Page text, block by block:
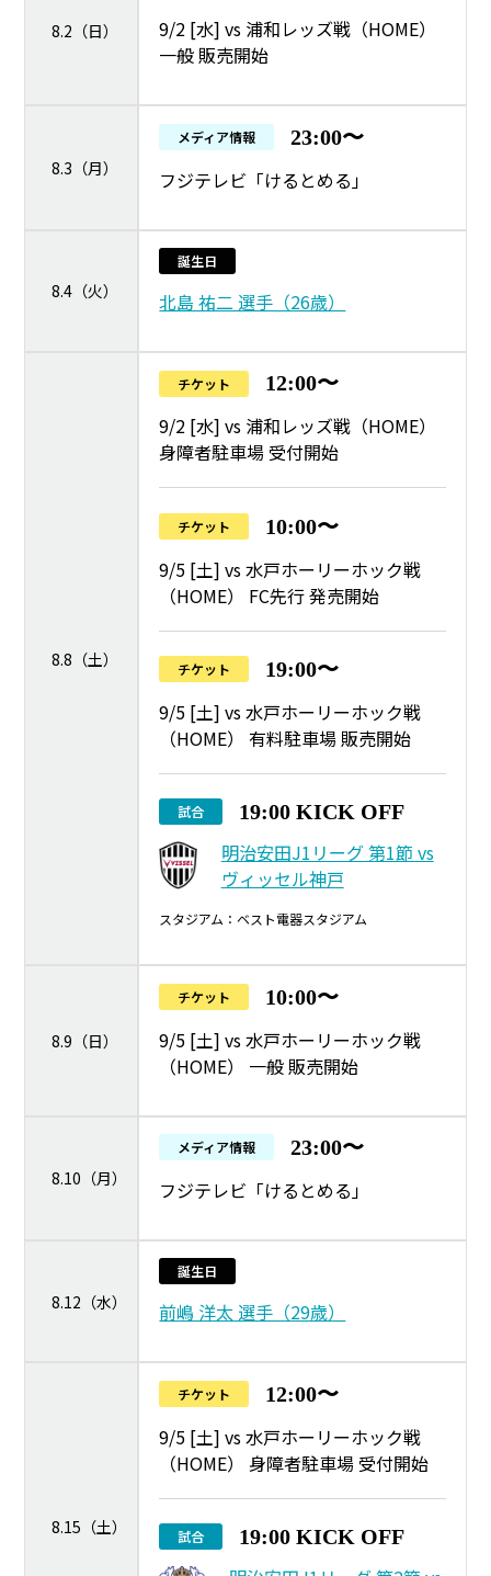
8.2（日）
9/2 [水] vs 浦和レッズ戦（HOME）
一般 販売開始
8.3（月）
メディア情報 23:00〜
フジテレビ「けるとめる」
8.4（火）
誕生日
北島 祐二 選手（26歳）
8.8（土）
チケット 12:00〜
9/2 [水] vs 浦和レッズ戦（HOME）
身障者駐車場 受付開始
チケット 10:00〜
9/5 [土] vs 水戸ホーリーホック戦
（HOME） FC先行 発売開始
チケット 19:00〜
9/5 [土] vs 水戸ホーリーホック戦
（HOME） 有料駐車場 販売開始
試合 19:00 KICK OFF
明治安田J1リーグ 第1節 vs
ヴィッセル神戸
スタジアム：ベスト電器スタジアム
8.9（日）
チケット 10:00〜
9/5 [土] vs 水戸ホーリーホック戦
（HOME） 一般 販売開始
8.10（月）
メディア情報 23:00〜
フジテレビ「けるとめる」
8.12（水）
誕生日
前嶋 洋太 選手（29歳）
8.15（土）
チケット 12:00〜
9/5 [土] vs 水戸ホーリーホック戦
（HOME） 身障者駐車場 受付開始
試合 19:00 KICK OFF